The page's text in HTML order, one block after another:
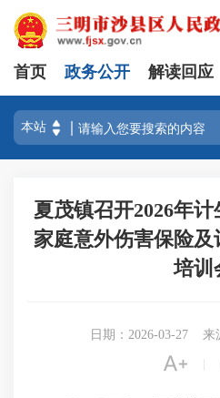
首页 政务公开 解读回应
夏茂镇召开2026年
家庭意外伤害保险
培训
日期：2026-03-27 来
